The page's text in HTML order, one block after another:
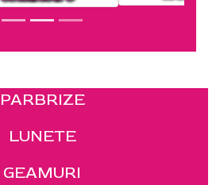
PARBRIZE
LUNETE
GEAMURI